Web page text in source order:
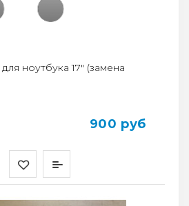
ноутбука 17" (замена
900 руб